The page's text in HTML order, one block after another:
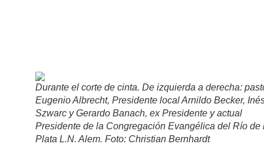
Durante el corte de cinta. De izquierda a derecha:
Eugenio Albrecht, Presidente local Arnildo Becker,
Szwarc y Gerardo Banach, ex Presidente y actual
Presidente de la Congregación Evangélica del Río de
Plata L.N. Alem. Foto: Christian Bernhardt